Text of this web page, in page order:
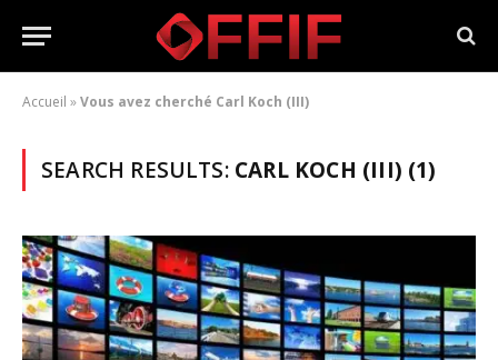
Accueil »Vous avez cherché Carl Koch (III)
SEARCH RESULTS: CARL KOCH (III) (1)